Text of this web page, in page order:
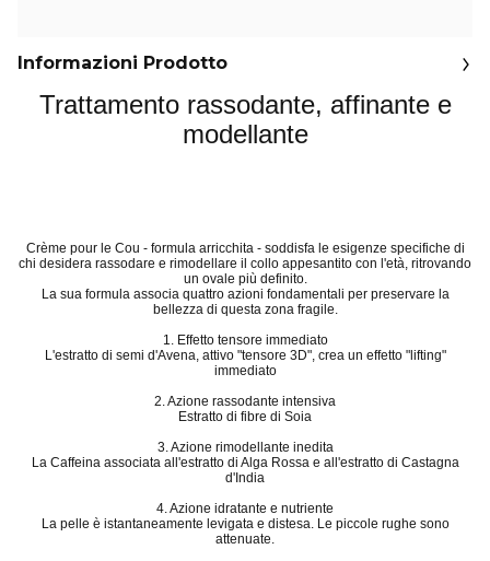
Informazioni Prodotto
Trattamento rassodante, affinante e
modellante
Crème pour le Cou - formula arricchita - soddisfa le esigenze specifiche di
chi desidera rassodare e rimodellare il collo appesantito con l'età, ritrovando
un ovale più definito.
La sua formula associa quattro azioni fondamentali per preservare la
bellezza di questa zona fragile.
1. Effetto tensore immediato
L'estratto di semi d'Avena, attivo "tensore 3D", crea un effetto "lifting"
immediato
2. Azione rassodante intensiva
Estratto di fibre di Soia
3. Azione rimodellante inedita
La Caffeina associata all'estratto di Alga Rossa e all'estratto di Castagna
d'India
4. Azione idratante e nutriente
La pelle è istantaneamente levigata e distesa. Le piccole rughe sono
attenuate.